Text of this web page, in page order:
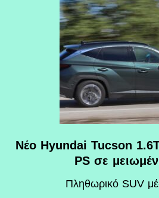
Νέο Hyundai Tucson
PS σε
Πληθωρικό SUV